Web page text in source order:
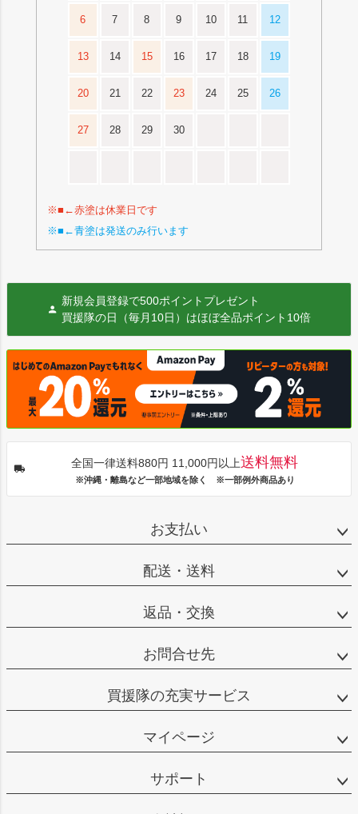
6 7 8 9 10 11 12
13 14 15 16 17 18 19
20 21 22 23 24 25 26
27 28 29 30
※■←赤塗は休業日です
※■←青塗は発送のみ行います
新規会員登録で500ポイントプレゼント
買援隊の日（毎月10日）はほぼ全品ポイント10倍
全国一律送料880円 11,000円以上送料無料
※沖縄・離島など一部地域を除く ※一部例外商品あり
お支払い
配送・送料
返品・交換
お問合せ先
買援隊の充実サービス
マイページ
サポート